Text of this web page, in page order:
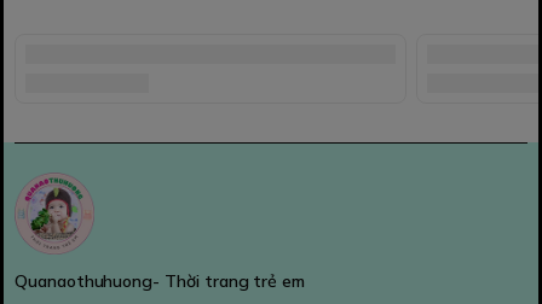
Quanaothuhuong- Thời trang trẻ em